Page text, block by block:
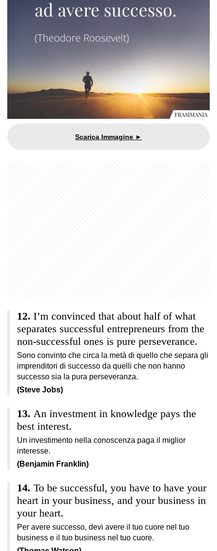
I’m convinced that about half of what
separates successful entrepreneurs from the
non-successful ones is pure perseverance.
Sono convinto che circa la metà di quello che separa gli
imprenditori di successo da quelli che non hanno
successo sia la pura perseveranza.
(Steve Jobs)
An investment in knowledge pays the
best interest.
Un investimento nella conoscenza paga il miglior
interesse.
(Benjamin Franklin)
To be successful, you have to have your
heart in your business, and your business in
your heart.
Per avere successo, devi avere il tuo cuore nel tuo
business e il tuo business nel tuo cuore.